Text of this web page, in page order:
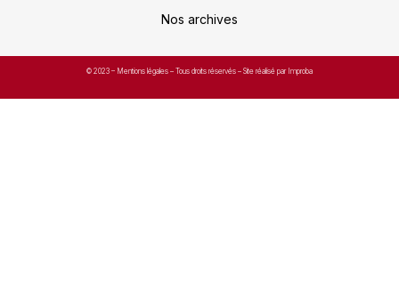
Nos archives
© 2023 – Mentions légales – Tous droits réservés – Site réalisé par Improba